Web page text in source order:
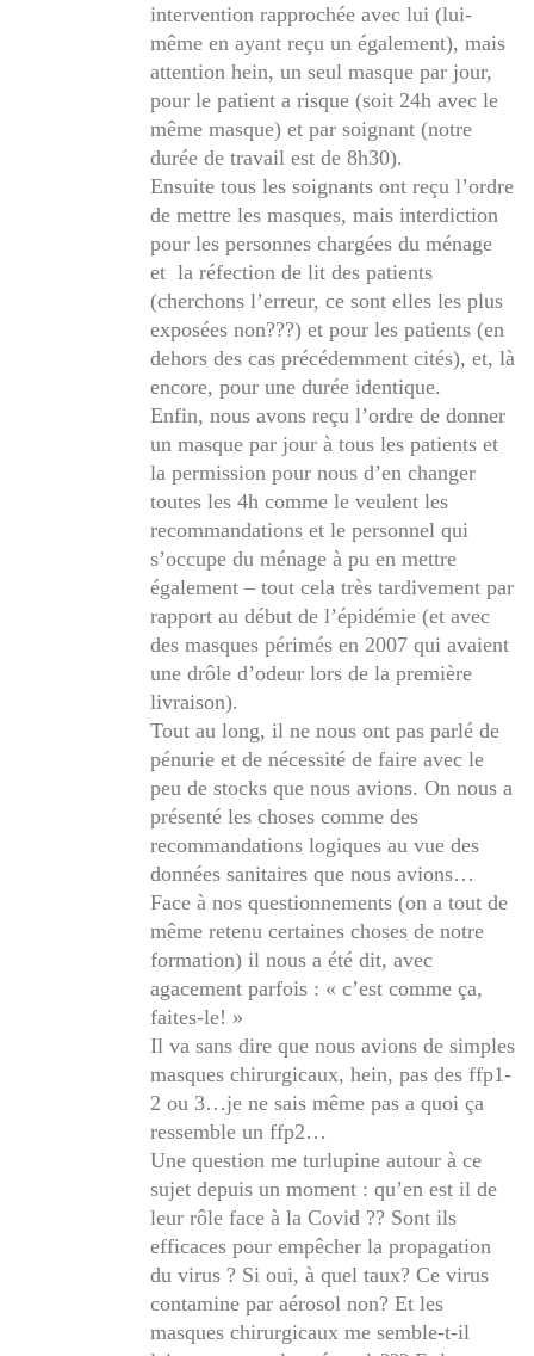
intervention rapprochée avec lui (lui-
même en ayant reçu un également), mais
attention hein, un seul masque par jour,
pour le patient a risque (soit 24h avec le
même masque) et par soignant (notre
durée de travail est de 8h30).
Ensuite tous les soignants ont reçu l’ordre
de mettre les masques, mais interdiction
pour les personnes chargées du ménage
et la réfection de lit des patients
(cherchons l’erreur, ce sont elles les plus
exposées non???) et pour les patients (en
dehors des cas précédemment cités), et, là
encore, pour une durée identique.
Enfin, nous avons reçu l’ordre de donner
un masque par jour à tous les patients et
la permission pour nous d’en changer
toutes les 4h comme le veulent les
recommandations et le personnel qui
s’occupe du ménage à pu en mettre
également – tout cela très tardivement par
rapport au début de l’épidémie (et avec
des masques périmés en 2007 qui avaient
une drôle d’odeur lors de la première
livraison).
Tout au long, il ne nous ont pas parlé de
pénurie et de nécessité de faire avec le
peu de stocks que nous avions. On nous a
présenté les choses comme des
recommandations logiques au vue des
données sanitaires que nous avions…
Face à nos questionnements (on a tout de
même retenu certaines choses de notre
formation) il nous a été dit, avec
agacement parfois : « c’est comme ça,
faites-le! »
Il va sans dire que nous avions de simples
masques chirurgicaux, hein, pas des ffp1-
2 ou 3…je ne sais même pas a quoi ça
ressemble un ffp2…
Une question me turlupine autour à ce
sujet depuis un moment : qu’en est il de
leur rôle face à la Covid ?? Sont ils
efficaces pour empêcher la propagation
du virus ? Si oui, à quel taux? Ce virus
contamine par aérosol non? Et les
masques chirurgicaux me semble-t-il